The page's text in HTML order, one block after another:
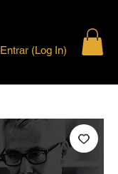
Entrar (Log In)